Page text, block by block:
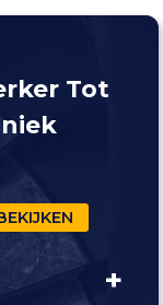
Tot
+